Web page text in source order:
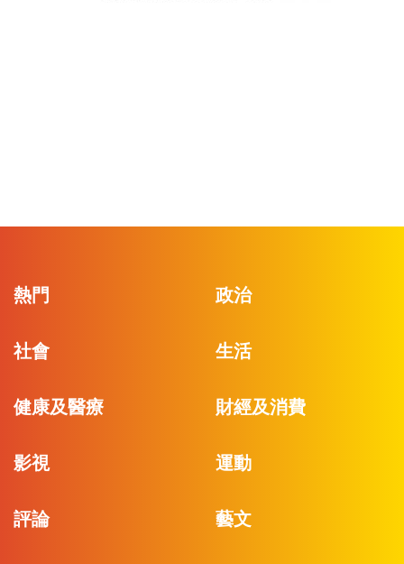
熱門 政治
社會 生活
健康及醫療 財經及消費
影視 運動
評論 藝文